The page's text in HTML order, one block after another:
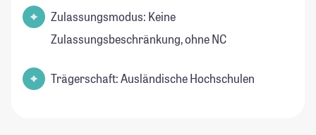
Zulassungsmodus: Keine
Zulassungsbeschränkung, ohne NC
Trägerschaft: Ausländische Hochschulen